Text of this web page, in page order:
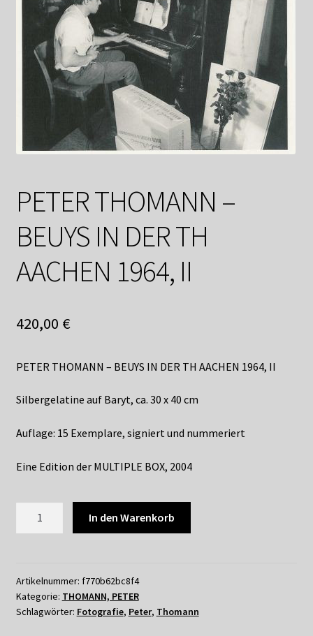
Datenschutzerklärung
Impressum
Mitglieder
Newsletter
Newsletter
Shop
Versandkosten / Lieferung
Warenkorb
Widerrufsbelehrung
Zahlungsarten
PETER THOMANN –
BEUYS IN DER TH
AACHEN 1964, II
420,00 €
PETER THOMANN – BEUYS IN DER TH AACHEN 1964, II
Silbergelatine auf Baryt, ca. 30 x 40 cm
Auflage: 15 Exemplare, signiert und nummeriert
Eine Edition der MULTIPLE BOX, 2004
IN
DER
TH
In den Warenkorb
Artikelnummer: f770b62bc8f4
Kategorie: THOMANN, PETER
Schlagwörter: Fotografie, Peter, Thomann